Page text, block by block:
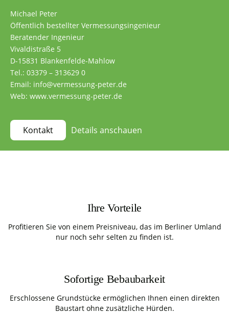
Michael Peter
Öffentlich bestellter Vermessungsingenieur
Beratender Ingenieur
Vivaldistraße 5
D-15831 Blankenfelde-Mahlow
Tel.: 03379 – 313629 0
Email: info@vermessung-peter.de
Web: www.vermessung-peter.de
Kontakt Details anschauen
Ihre Vorteile
Profitieren Sie von einem Preisniveau, das im Berliner Umland
nur noch sehr selten zu finden ist.
Sofortige Bebaubarkeit
Erschlossene Grundstücke ermöglichen Ihnen einen direkten
Baustart ohne zusätzliche Hürden.